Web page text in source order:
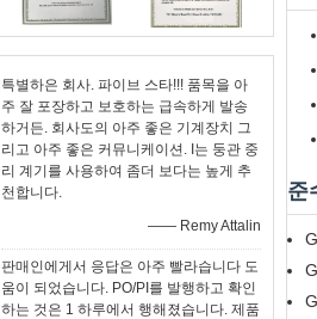
특별하은 회사. 파이브 스타!!! 품목을 아
주 잘 포장하고 보호하는 급속하게 발송
하거든. 회사도의 아주 좋은 기계장치 그
리고 아주 좋은 커뮤니케이션. I는 둥관 중
리 계기를 사용하여 좀더 보다는 높게 추
천합니다.
—— Remy Attalin
판매인에게서 응답은 아주 빨라습니다 도
움이 되었습니다. PO/PI를 발행하고 확인
하는 것은 1 하루에서 행해졌습니다. 제품
준